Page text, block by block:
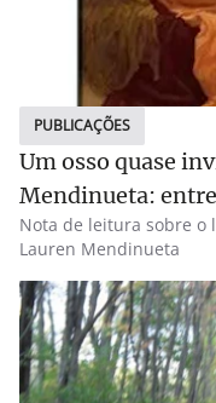
PUBLICAÇÕES
Um osso quase
Mendinueta:
Nota de leitura sobre o
Lauren Mendinueta